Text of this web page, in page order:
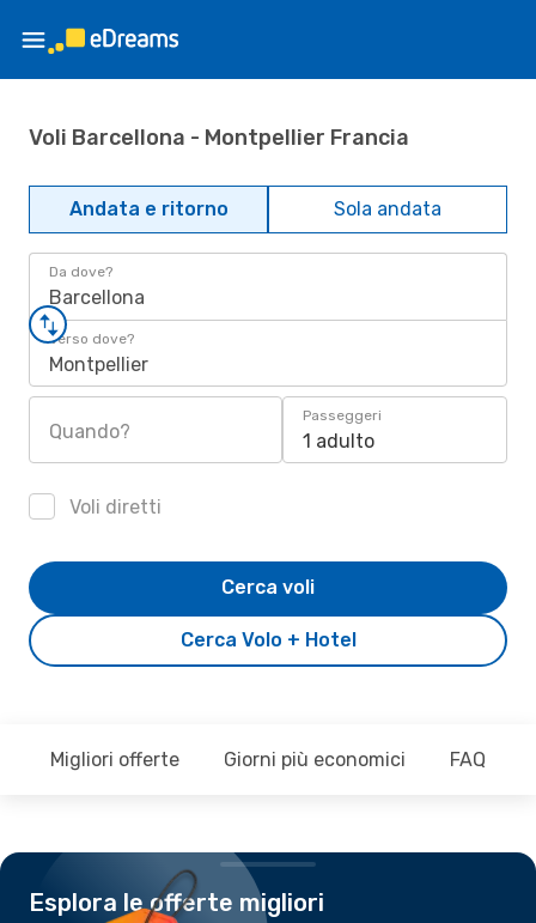
Voli Barcellona - Montpellier Francia
Andata e ritorno Sola andata
Da dove?
Barcellona
Verso dove?
Montpellier
Quando?
Passeggeri
1 adulto
Voli diretti
Cerca Volo + Hotel
Cerca voli
Migliori offerte Giorni più economici FAQ
Esplora le offerte migliori